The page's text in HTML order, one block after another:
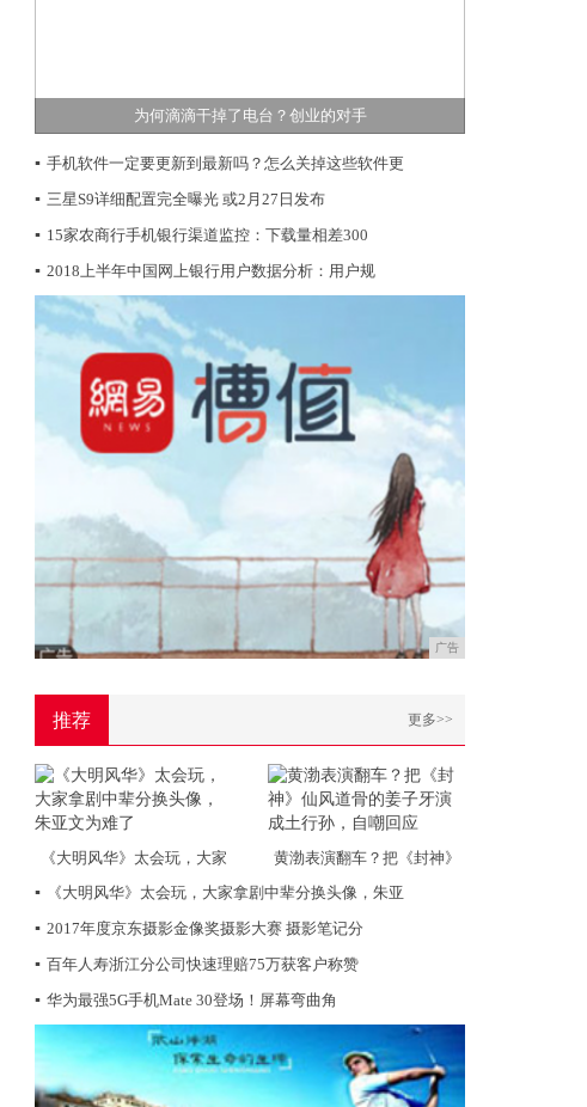
为何滴滴干掉了电台？创业的对手
▪ 手机软件一定要更新到最新吗？怎么关掉这些软件更
▪ 三星S9详细配置完全曝光 或2月27日发布
▪ 15家农商行手机银行渠道监控：下载量相差300
▪ 2018上半年中国网上银行用户数据分析：用户规
广告
推荐 更多>>
《大明风华》太会玩，大家
黄渤表演翻车？把《封神》
▪
《大明风华》太会玩，大家拿剧中辈分换头像，朱亚
▪ 2017年度京东摄影金像奖摄影大赛 摄影笔记分
▪ 百年人寿浙江分公司快速理赔75万获客户称赞
▪ 华为最强5G手机Mate 30登场！屏幕弯曲角